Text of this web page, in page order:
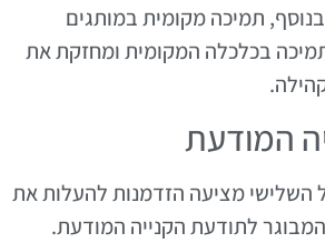
תמיכה מקומית במותגים
בכלכלה המקומית ומחזקת את
המודעת
השלישי מציעה הזדמנות להעלות את
לתודעת הקנייה המודעת.